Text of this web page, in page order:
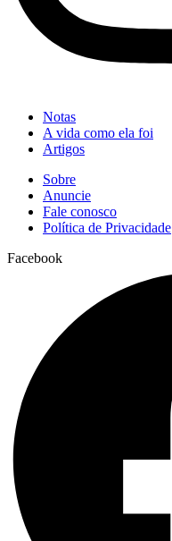
Notas
A vida como ela foi
Artigos
Sobre
Anuncie
Fale conosco
Política de Privacidade
Facebook